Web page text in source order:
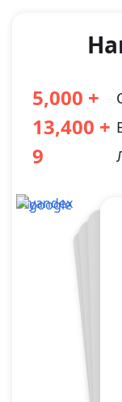
5,000
13,400
9